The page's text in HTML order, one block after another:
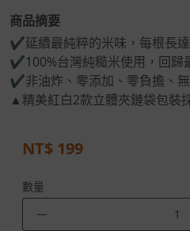
商品摘要
✔延續最純粹的米味，每根長
✔100%台灣純糙米使用，回歸
✔非油炸、零添加、零負擔、
▲精美紅白2款立體夾鏈袋包裝
NT$ 199
數量
－